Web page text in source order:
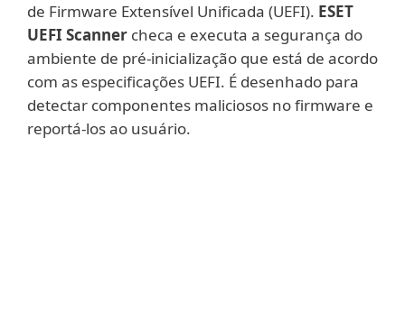
de Firmware Extensível Unificada (UEFI). ESET
UEFI Scanner checa e executa a segurança do
ambiente de pré-inicialização que está de acordo
com as especificações UEFI. É desenhado para
detectar componentes maliciosos no firmware e
reportá-los ao usuário.